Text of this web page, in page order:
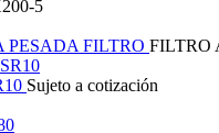
PESADA FILTRO FILTRO
Sujeto a cotización